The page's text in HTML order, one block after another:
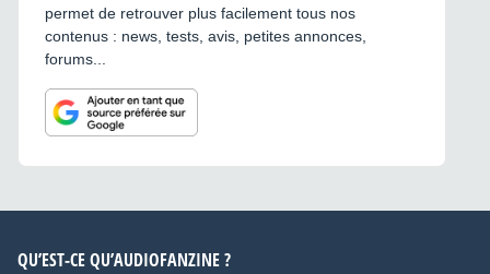
permet de retrouver plus facilement tous nos
contenus : news, tests, avis, petites annonces,
forums...
QU’EST-CE QU’AUDIOFANZINE ?